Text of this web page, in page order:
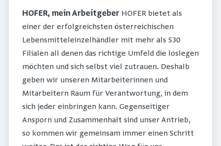
HOFER, mein Arbeitgeber HOFER bietet als
einer der erfolgreichsten österreichischen
Lebensmitteleinzelhändler mit mehr als 530
Filialen all denen das richtige Umfeld die loslegen
möchten und sich selbst viel zutrauen. Deshalb
geben wir unseren Mitarbeiterinnen und
Mitarbeitern Raum für Verantwortung, in dem
sich jeder einbringen kann. Gegenseitiger
Ansporn und Zusammenhalt sind unser Antrieb,
so kommen wir gemeinsam immer einen Schritt